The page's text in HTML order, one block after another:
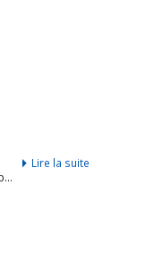
Lire la suite